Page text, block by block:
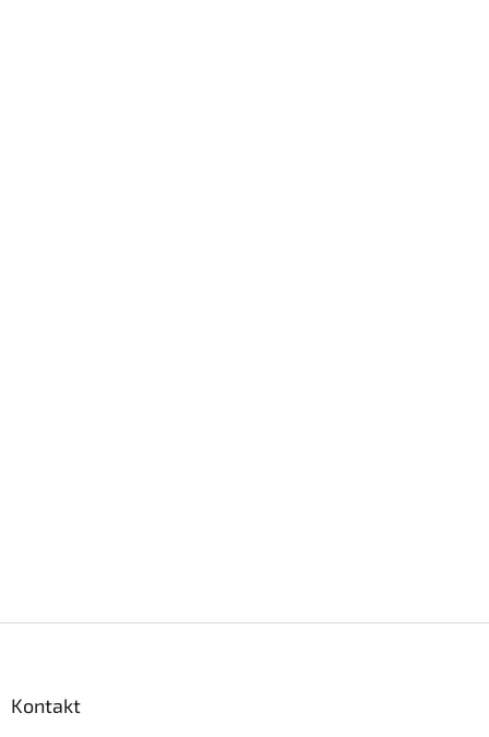
Kontakt